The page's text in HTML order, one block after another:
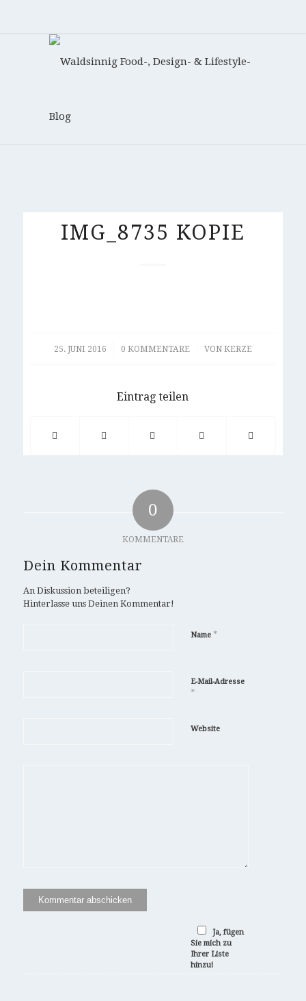
IMG_8735 KOPIE
25. JUNI 2016
/ 0 KOMMENTARE
/ VON KERZE
Eintrag teilen
0
KOMMENTARE
Dein Kommentar
An Diskussion beteiligen?
Hinterlasse uns Deinen Kommentar!
Name *
E-Mail-Adresse
*
Website
Ja, fügen
Sie mich zu
Ihrer Liste
hinzu!